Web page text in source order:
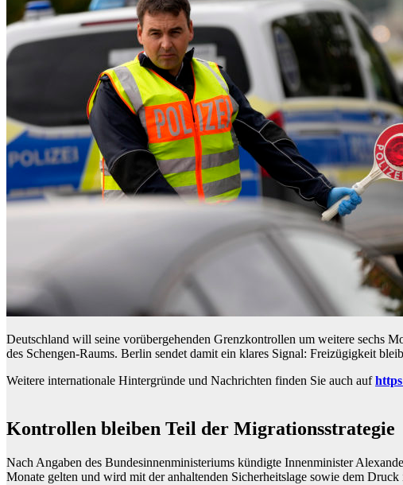
Deutschland will seine vorübergehenden Grenzkontrollen um weitere sechs
des Schengen-Raums. Berlin sendet damit ein klares Signal: Freizügigkeit
Weitere internationale Hintergründe und Nachrichten finden Sie auch auf
Kontrollen bleiben Teil der Migrationsstrategie
Nach Angaben des Bundesinnenministeriums kündigte Innenminister
Monate gelten und wird mit der anhaltenden Sicherheitslage sowie dem